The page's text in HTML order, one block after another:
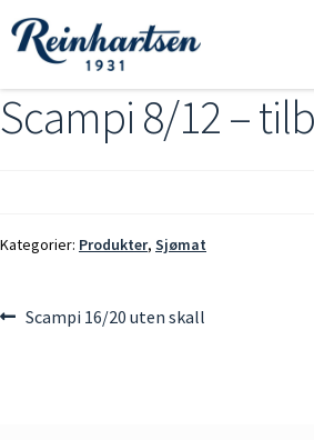
Scampi 8/12 –
Kategorier: Produkter, Sjømat
Scampi 16/20 uten skall